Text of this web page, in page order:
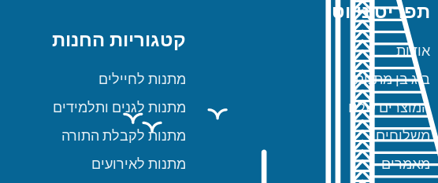
תפריט ניווט
אודות
ביג בן מתנות
המוצרים שלנו
משלוחים
מאמרים
קטגוריות החנות
מתנות לחיילים
מתנות לגנים ותלמידים
מתנות לקבלת התורה
מתנות לאירועים